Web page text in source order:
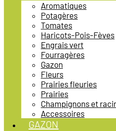
Aromatiques
Potagères
Tomates
Haricots-Pois-Fèves
Engrais vert
Fourragères
Gazon
Fleurs
Prairies fleuries
Prairies
Champignons et
Accessoires
GAZON